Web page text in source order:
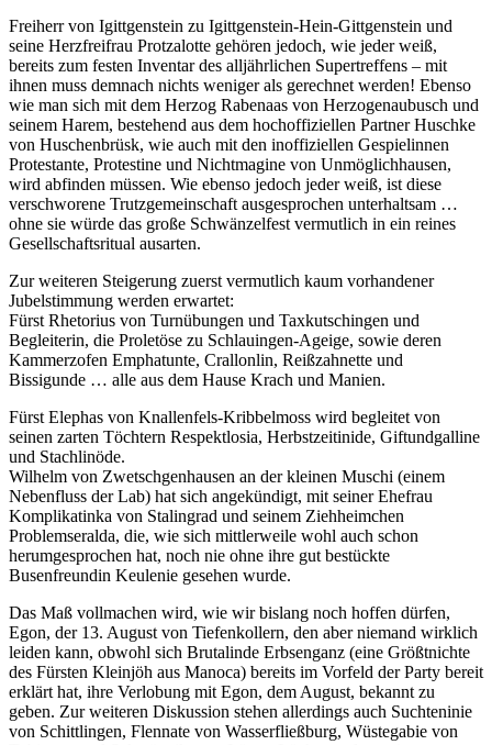
Freiherr von Igittgenstein zu Igittgenstein-Hein-Gittgenstein und
seine Herzfreifrau Protzalotte gehören jedoch, wie jeder weiß,
bereits zum festen Inventar des alljährlichen Supertreffens – mit
ihnen muss demnach nichts weniger als gerechnet werden! Ebenso
wie man sich mit dem Herzog Rabenaas von Herzogenaubusch und
seinem Harem, bestehend aus dem hochoffiziellen Partner Huschke
von Huschenbrüsk, wie auch mit den inoffiziellen Gespielinnen
Protestante, Protestine und Nichtmagine von Unmöglichhausen,
wird abfinden müssen. Wie ebenso jedoch jeder weiß, ist diese
verschworene Trutzgemeinschaft ausgesprochen unterhaltsam …
ohne sie würde das große Schwänzelfest vermutlich in ein reines
Gesellschaftsritual ausarten.
Zur weiteren Steigerung zuerst vermutlich kaum vorhandener
Jubelstimmung werden erwartet:
Fürst Rhetorius von Turnübungen und Taxkutschingen und
Begleiterin, die Proletöse zu Schlauingen-Ageige, sowie deren
Kammerzofen Emphatunte, Crallonlin, Reißzahnette und
Bissigunde … alle aus dem Hause Krach und Manien.
Fürst Elephas von Knallenfels-Kribbelmoss wird begleitet von
seinen zarten Töchtern Respektlosia, Herbstzeitinide, Giftundgalline
und Stachlinöde.
Wilhelm von Zwetschgenhausen an der kleinen Muschi (einem
Nebenfluss der Lab) hat sich angekündigt, mit seiner Ehefrau
Komplikatinka von Stalingrad und seinem Ziehheimchen
Problemseralda, die, wie sich mittlerweile wohl auch schon
herumgesprochen hat, noch nie ohne ihre gut bestückte
Busenfreundin Keulenie gesehen wurde.
Das Maß vollmachen wird, wie wir bislang noch hoffen dürfen,
Egon, der 13. August von Tiefenkollern, den aber niemand wirklich
leiden kann, obwohl sich Brutalinde Erbsenganz (eine Größtnichte
des Fürsten Kleinjöh aus Manoca) bereits im Vorfeld der Party bereit
erklärt hat, ihre Verlobung mit Egon, dem August, bekannt zu
geben. Zur weiteren Diskussion stehen allerdings auch Suchteninie
von Schittlingen, Flennate von Wasserfließburg, Wüstegabie von